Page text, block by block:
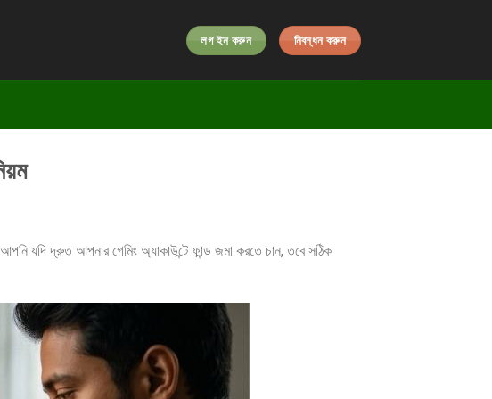
লগ ইন করুন নিবন্ধন করুন
যদি দ্রুত আপনার গেমিং অ্যাকাউন্টে ফান্ড জমা করতে চান, তবে সঠিক